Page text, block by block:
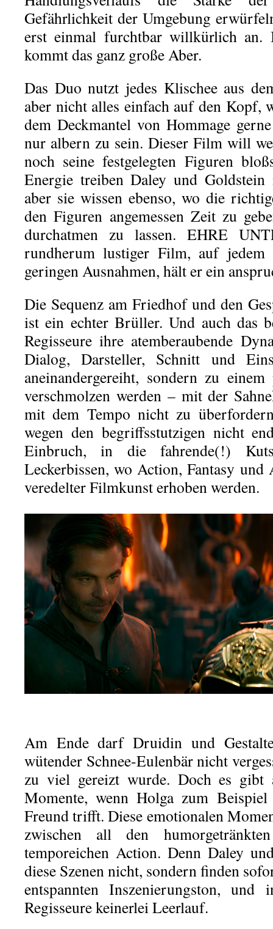
Gefährlichkeit der Umgebung
erst einmal furchtbar willkürlich an.
kommt das ganz große Aber.
Das Duo nutzt jedes Klischee aus
aber nicht alles einfach auf den Kopf,
dem Deckmantel von Hommage
nur albern zu sein. Dieser Film will
noch seine festgelegten Figuren
Energie treiben Daley und
aber sie wissen ebenso, wo die
den Figuren angemessen Zeit zu
durchatmen zu lassen. EHRE
rundherum lustiger Film, auf
geringen Ausnahmen, hält er ein
Die Sequenz am Friedhof und den
ist ein echter Brüller. Und auch das
Regisseure ihre atemberaubende
Dialog, Darsteller, Schnitt und
aneinandergereiht, sondern zu einem
verschmolzen werden – mit der
mit dem Tempo nicht zu
wegen den begriffsstutzigen nicht
Einbruch, in die fahrende(!)
Leckerbissen, wo Action, Fantasy und
veredelter Filmkunst erhoben werden.
Am Ende darf Druidin und
wütender Schnee-Eulenbär nicht
zu viel gereizt wurde. Doch es gibt
Momente, wenn Holga zum
Freund trifft. Diese emotionalen
zwischen all den
temporeichen Action. Denn Daley
diese Szenen nicht, sondern finden
entspannten Inszenierungston,
Regisseure keinerlei Leerlauf.